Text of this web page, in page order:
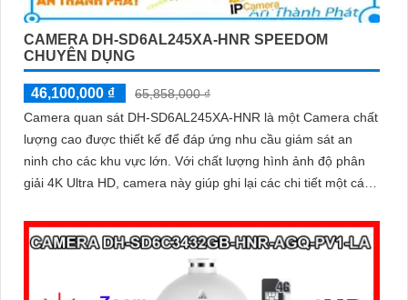
CAMERA DH-SD6AL245XA-HNR SPEEDOM
CHUYÊN DỤNG
46,100,000 ₫
65,858,000 ₫
Camera quan sát DH-SD6AL245XA-HNR là một Camera chất
lượng cao được thiết kế để đáp ứng nhu cầu giám sát an
ninh cho các khu vực lớn. Với chất lượng hình ảnh độ phân
giải 4K Ultra HD, camera này giúp ghi lại các chi tiết một cách